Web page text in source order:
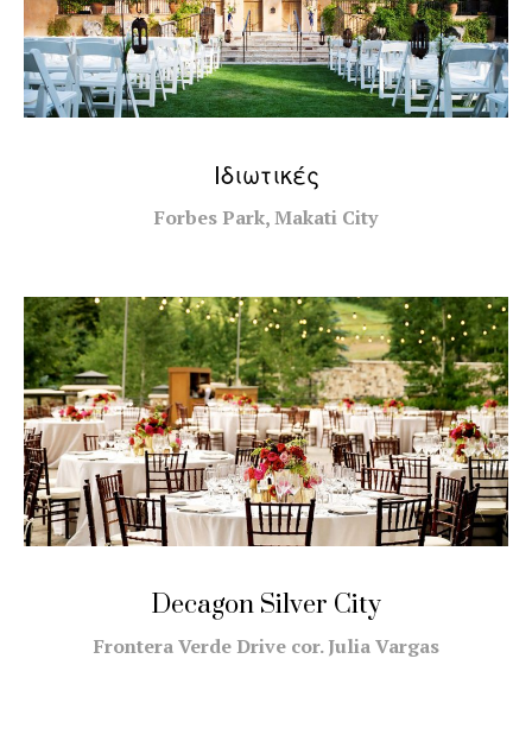
Ιδιωτικές
Forbes Park, Makati City
Decagon Silver City
Frontera Verde Drive cor. Julia Vargas